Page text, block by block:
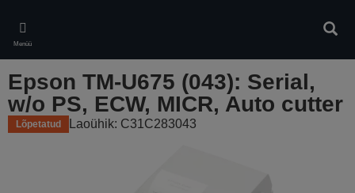
main
content
Menüü
Epson TM-U675 (043): Serial,
w/o PS, ECW, MICR, Auto cutter
Lõpetatud Laoühik: C31C283043